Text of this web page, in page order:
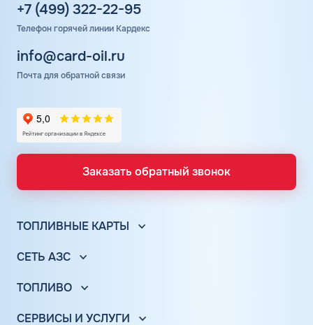
+7 (499) 322-22-95
Телефон горячей линии Кардекс
info@card-oil.ru
Почта для обратной связи
Заказать обратный звонок
ТОПЛИВНЫЕ КАРТЫ
Топливные карты КАРДЕКС
Топливные карты Лукойл
СЕТЬ АЗС
АЗС Лукойл
АЗС Газпромнефть
ТОПЛИВО
СЕРВИСЫ И УСЛУГИ